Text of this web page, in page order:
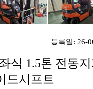
등록일: 26-
식 1.5톤 전동지
드시프트